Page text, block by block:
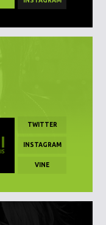
TWITTER
INSTAGRAM
VINE